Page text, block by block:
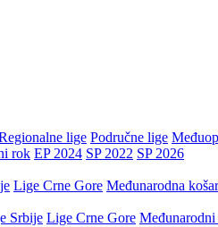
lige Područne lige
rok EP 2024 SP 2022 SP 2026
Lige Crne Gore Međunarodna
Srbije Lige Crne Gore